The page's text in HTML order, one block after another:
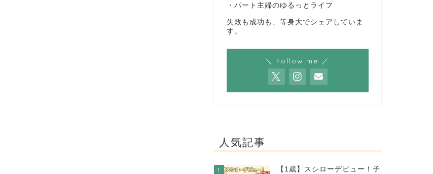
・パート主婦のゆるっとライフ
失敗も成功も、等身大でシェアしていま
す。
＼ Follow me ／
人気記事
1
【1歳】スシローデビュー！子